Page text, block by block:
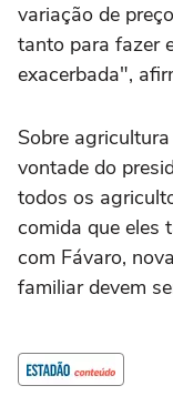
variação de
tanto para fazer
exacerbada",
Sobre
vontade do
todos os
comida que eles
com Fávaro,
familiar devem